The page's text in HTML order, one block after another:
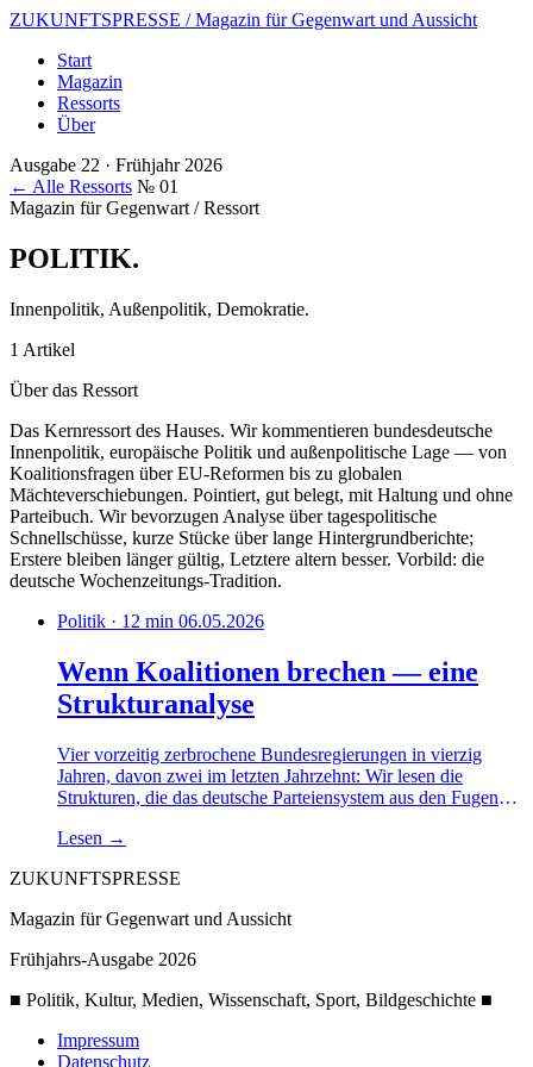
ZUKUNFTSPRESSE / Magazin für Gegenwart und Aussicht
Start
Magazin
Ressorts
Über
Ausgabe 22 · Frühjahr 2026
← Alle Ressorts № 01
Magazin für Gegenwart / Ressort
POLITIK.
Innenpolitik, Außenpolitik, Demokratie.
1 Artikel
Über das Ressort
Das Kernressort des Hauses. Wir kommentieren bundesdeutsche
Innenpolitik, europäische Politik und außenpolitische Lage — von
Koalitionsfragen über EU-Reformen bis zu globalen
Mächteverschiebungen. Pointiert, gut belegt, mit Haltung und ohne
Parteibuch. Wir bevorzugen Analyse über tagespolitische
Schnellschüsse, kurze Stücke über lange Hintergrundberichte;
Erstere bleiben länger gültig, Letztere altern besser. Vorbild: die
deutsche Wochenzeitungs-Tradition.
Politik · 12 min 06.05.2026
Wenn Koalitionen brechen — eine
Strukturanalyse
Vier vorzeitig zerbrochene Bundesregierungen in vierzig
Jahren, davon zwei im letzten Jahrzehnt: Wir lesen die
Strukturen, die das deutsche Parteiensystem aus den Fugen
Lesen →
ZUKUNFTSPRESSE
Magazin für Gegenwart und Aussicht
Frühjahrs-Ausgabe 2026
■ Politik, Kultur, Medien, Wissenschaft, Sport, Bildgeschichte ■
Impressum
Datenschutz